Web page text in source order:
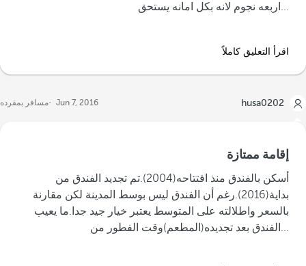
اربعه نجوم لانه بكل امانه يستحق...‬
اقرأ التعليق كاملاً
husa0202
Jun 7, 2016 مسافر بمفرده
إقامة ممتازة
‪أسكن بالفندق منذ افتتاحه(2004).تم تجديد الفندق من
بداية(2016).رغم أن الفندق ليس بوسط المدينة لكن مقارنة
بالسعر واطلالته على المتوسط يعتبر خيار جيد جدا.ما يعيب
الفندق بعد تجديده(المطعم)وقت الفطور من...‬